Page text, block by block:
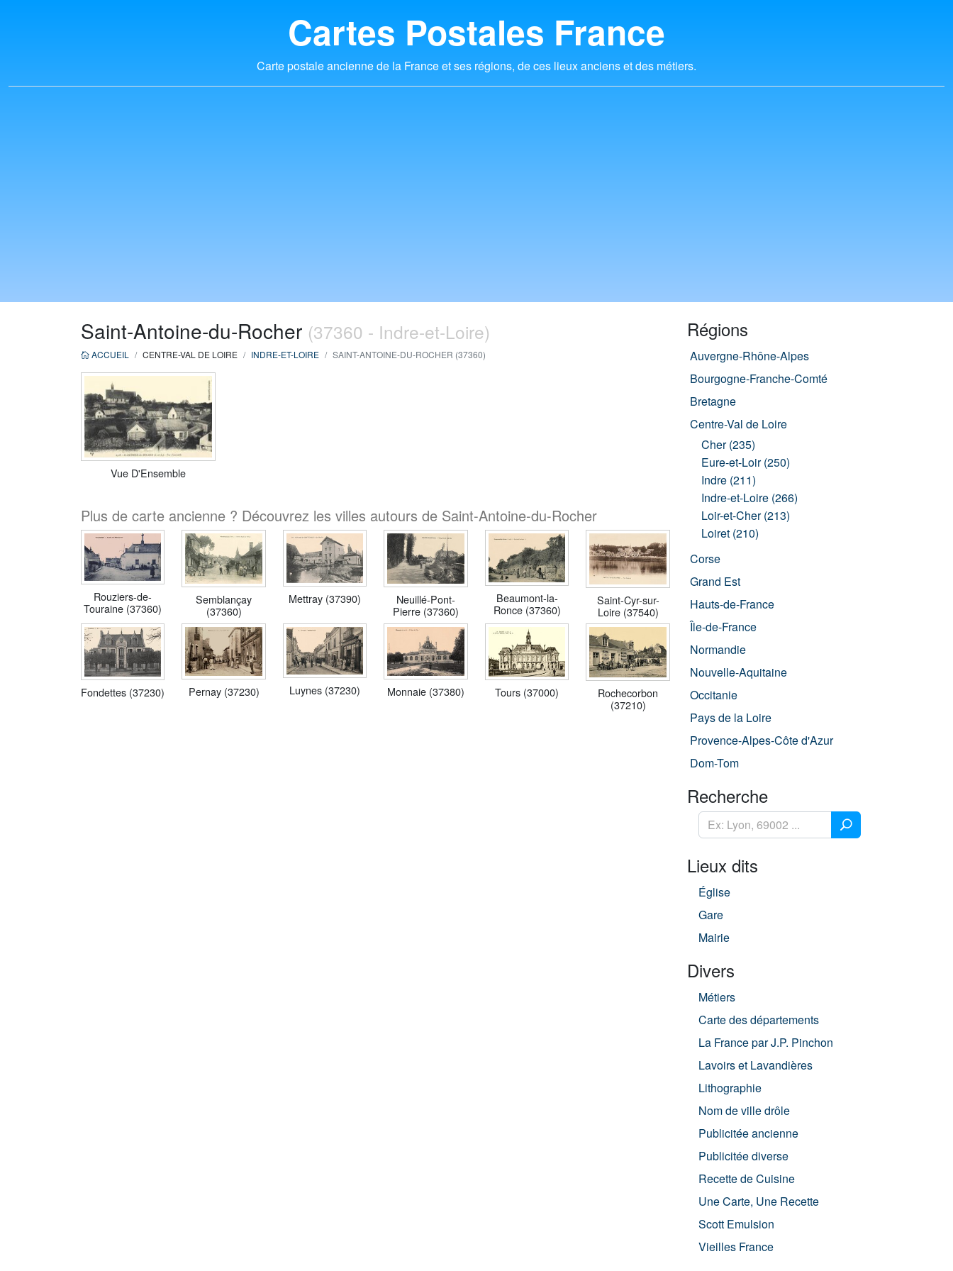
Cartes Postales France
Carte postale ancienne de la France et ses régions, de ces lieux anciens et des métiers.
Saint-Antoine-du-Rocher (37360 - Indre-et-Loire)
ACCUEIL CENTRE-VAL DE LOIRE INDRE-ET-LOIRE SAINT-ANTOINE-DU-ROCHER (37360)
Vue D'Ensemble
Plus de carte ancienne ? Découvrez les villes autours de Saint-Antoine-du-Rocher
Rouziers-de-
Touraine (37360)
Semblançay
(37360)
Mettray (37390)
Neuillé-Pont-
Pierre (37360)
Beaumont-la-
Ronce (37360)
Saint-Cyr-sur-
Loire (37540)
Fondettes (37230) Pernay (37230) Luynes (37230) Monnaie (37380) Tours (37000)
Rochecorbon
(37210)
Régions
Auvergne-Rhône-Alpes
Bourgogne-Franche-Comté
Bretagne
Centre-Val de Loire
Cher (235)
Eure-et-Loir (250)
Indre (211)
Indre-et-Loire (266)
Loir-et-Cher (213)
Loiret (210)
Corse
Grand Est
Hauts-de-France
Île-de-France
Normandie
Nouvelle-Aquitaine
Occitanie
Pays de la Loire
Provence-Alpes-Côte d'Azur
Dom-Tom
Recherche
Lieux dits
Église
Gare
Mairie
Divers
Métiers
Carte des départements
La France par J.P. Pinchon
Lavoirs et Lavandières
Lithographie
Nom de ville drôle
Publicitée ancienne
Publicitée diverse
Recette de Cuisine
Une Carte, Une Recette
Scott Emulsion
Vieilles France